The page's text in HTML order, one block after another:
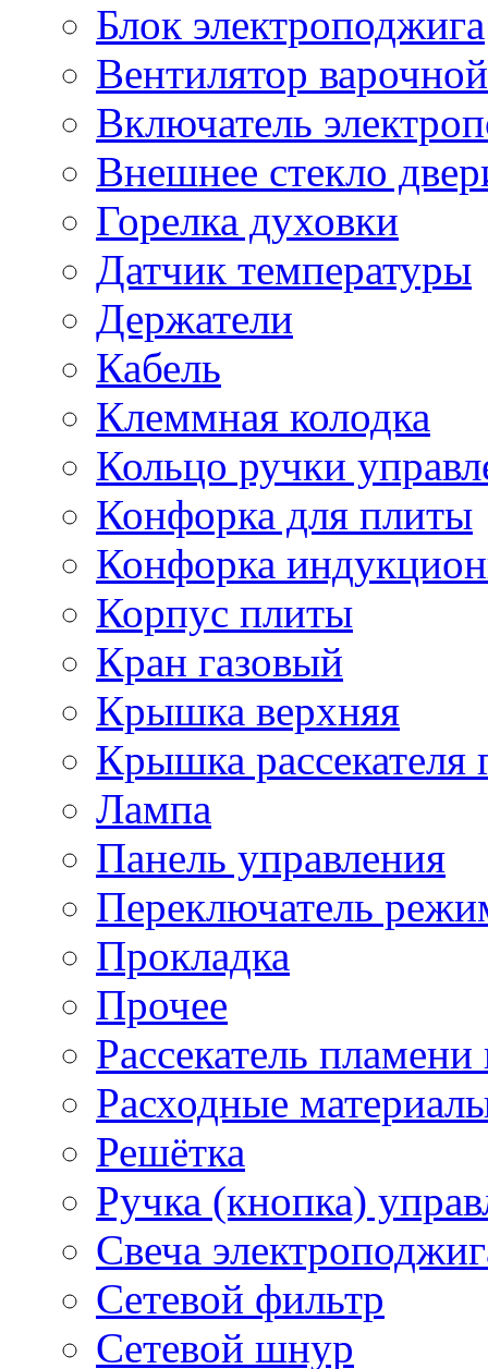
Блок электроподжига
Вентилятор
Включатель
Внешнее стекло
Горелка духовки
Датчик температуры
Держатели
Кабель
Клеммная колодка
Кольцо ручки
Конфорка для плиты
Конфорка
Корпус плиты
Кран газовый
Крышка верхняя
Крышка рассекателя
Лампа
Панель управления
Переключатель
Прокладка
Прочее
Рассекатель
Расходные
Решётка
Ручка (кнопка)
Свеча
Сетевой фильтр
Сетевой шнур